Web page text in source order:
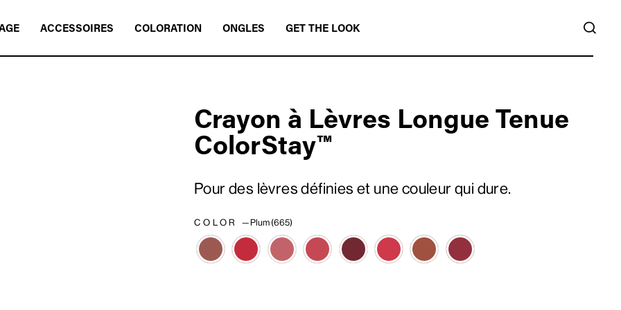
ACCESSOIRES COLORATION ONGLES GET THE LOOK
Crayon à Lèvres Longue Tenue
ColorStay™
Pour des lèvres définies et une couleur qui dure.
COLOR— Plum (665)